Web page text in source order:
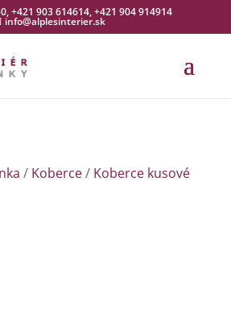
+421 903 614614, +421 904 914914
info@alplesinterier.sk
/ Koberce/ Koberce kusové